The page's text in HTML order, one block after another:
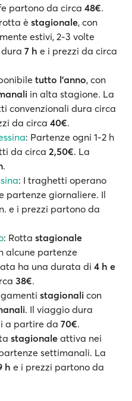
partono da circa 48€.
è stagionale, con
estivi, 2-3 volte
7 h e i prezzi da circa
tutto l'anno, con
in alta stagione. La
convenzionali dura circa
da circa 40€.
: Partenze ogni 1-2 h
da circa 2,50€. La
.
: I traghetti operano
partenze giornaliere. Il
e i prezzi partono da
: Rotta stagionale
alcune partenze
ha una durata di 4 h e
38€.
stagionali con
. Il viaggio dura
a partire da 70€.
stagionale attiva nei
settimanali. La
h e i prezzi partono da